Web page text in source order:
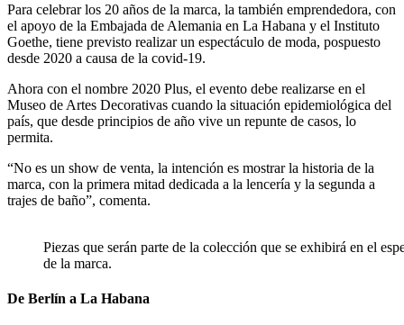
Para celebrar los 20 años de la marca, la también emprendedora, con
el apoyo de la Embajada de Alemania en La Habana y el Instituto
Goethe, tiene previsto realizar un espectáculo de moda, pospuesto
desde 2020 a causa de la covid-19.
Ahora con el nombre 2020 Plus, el evento debe realizarse en el
Museo de Artes Decorativas cuando la situación epidemiológica del
país, que desde principios de año vive un repunte de casos, lo
permita.
“No es un show de venta, la intención es mostrar la historia de la
marca, con la primera mitad dedicada a la lencería y la segunda a
trajes de baño”, comenta.
Piezas que serán parte de la colección que se exhibirá en el
de la marca.
De Berlín a La Habana